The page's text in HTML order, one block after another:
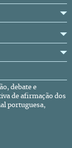
debate e
de afirmação dos
portuguesa,